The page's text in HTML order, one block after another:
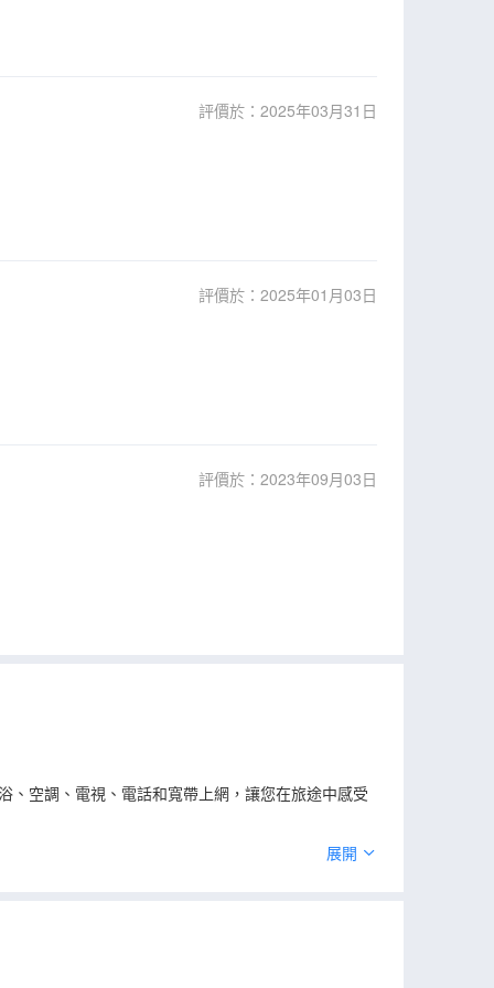
評價於：2025年03月31日
評價於：2025年01月03日
評價於：2023年09月03日
空調、電視、電話和寬帶上網，讓您在旅途中感受
展開